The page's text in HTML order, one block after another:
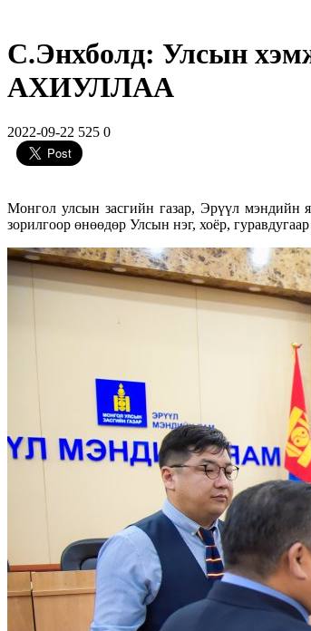
С.Энхболд: Улсын
АХИУЛЛАА
2022-09-22 525 0
Монгол улсын засгийн газар, Эрүүл мэндийн
зорилгоор өнөөдөр Улсын нэг, хоёр,